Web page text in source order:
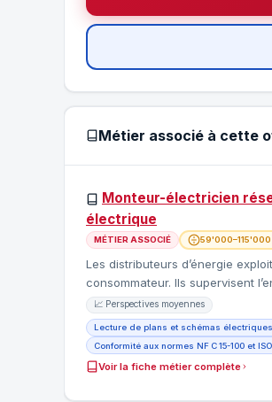
Métier associé à cette
Monteur-électricien
électrique
MÉTIER ASSOCIÉ 59'000–115'000
Les distributeurs d’énergie
consommateur. Ils supervisent
📈 Perspectives moyennes
Lecture de plans et schémas électriques
Conformité aux normes NF C 15-100 et ISO
Voir la fiche métier complète